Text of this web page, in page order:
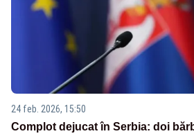
24 feb. 2026, 15:50
Complot dejucat în Serbia: doi